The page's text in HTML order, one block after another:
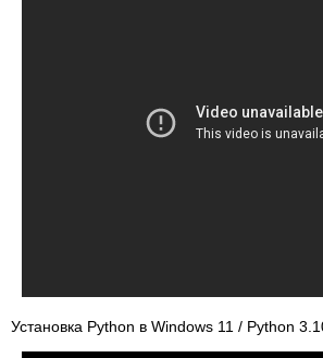
Установка Python в Windows 11 / Python